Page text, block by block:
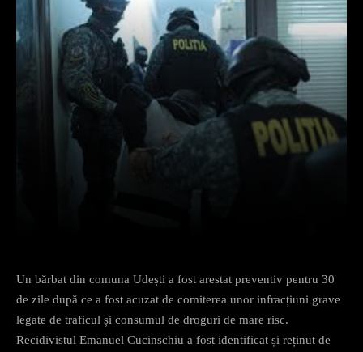
Un bărbat din comuna Udești a fost arestat preventiv pentru 30
de zile după ce a fost acuzat de comiterea unor infracțiuni grave
legate de traficul și consumul de droguri de mare risc.
Recidivistul Emanuel Cucinschiu a fost identificat și reținut de